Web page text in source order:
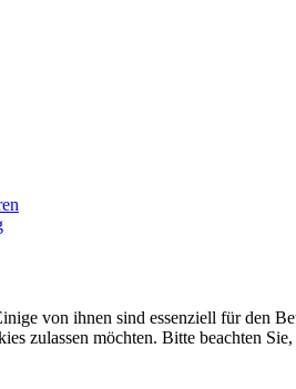
von ihnen sind essenziell für den
zulassen möchten. Bitte beachten